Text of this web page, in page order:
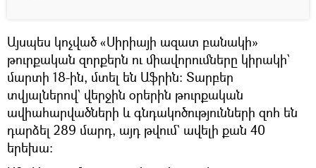
Այսպես կոչված «Սիրիայի ազատ բանակի»
թուրքական զորքերն ու միավորումները կիրակի`
մարտի 18-ին, մտել են Աֆրին։ Տարբեր
տվյալներով` վերջին օրերին թուրքական
ավիահարվածների և գնդակոծությունների զոհ են
դարձել 289 մարդ, այդ թվում` ավելի քան 40
երեխա։